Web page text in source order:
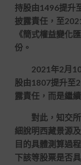
持股由1496提升
披露責任，至
《簡式權益變化
份。
2021年2月10
股由1807提升至
露責任，而是繼
對此，知交所
細說明西藏景源
目的具體測算過
下該等股票是否